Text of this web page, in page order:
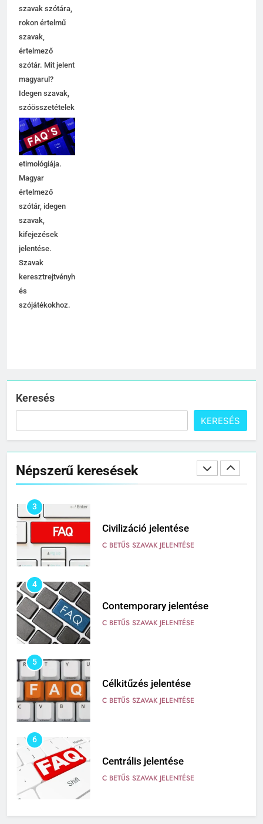
szavak szótára,
rokon értelmű
szavak,
értelmező
szótár. Mit jelent
magyarul?
Idegen szavak,
szóösszetételek
jelentése,
magyarázata,
használata,
etimológiája.
Magyar
értelmező
szótár, idegen
szavak,
kifejezések
jelentése.
Szavak
keresztrejtvényhez
és
szójátékokhoz.
Keresés
KERESÉS
Népszerű keresések
5
6
7
8
2
Cingár jelentése
C BETŰS SZAVAK JELENTÉSE
3
Civilizáció jelentése
C BETŰS SZAVAK JELENTÉSE
4
Contemporary jelentése
C BETŰS SZAVAK JELENTÉSE
5
Célkitűzés jelentése
C BETŰS SZAVAK JELENTÉSE
6
Centrális jelentése
C BETŰS SZAVAK JELENTÉSE
7